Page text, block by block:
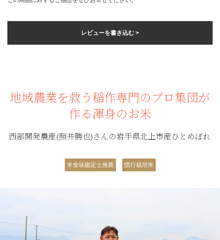
レビューを書き込む >
地域農業を救う稲作専門のプロ集団が
作る渾身のお米
西部開発農産(照井勝也)さんの岩手県北上市産ひとめぼれ
米食味鑑定士推薦 慣行栽培米